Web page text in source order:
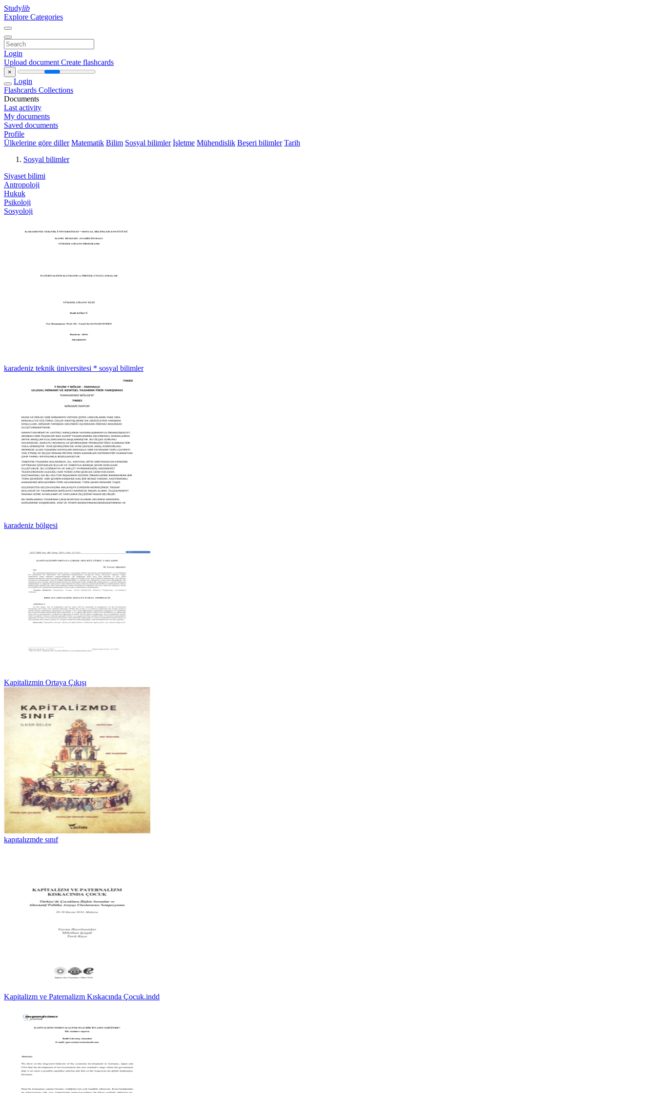
Studylib
Explore Categories
Login
Upload document Create flashcards
×
Login
Flashcards Collections
Documents
Last activity
My documents
Saved documents
Profile
Ülkelerine göre diller Matematik Bilim Sosyal bilimler İşletme Mühendislik Beşeri bilimler Tarih
Sosyal bilimler
Siyaset bilimi
Antropoloji
Hukuk
Psikoloji
Sosyoloji
karadeniz teknik üniversitesi * sosyal bilimler
karadeniz bölgesi
Kapitalizmin Ortaya Çıkışı
kapıtalızmde sınıf
Kapitalizm ve Paternalizm Kıskacında Çocuk.indd